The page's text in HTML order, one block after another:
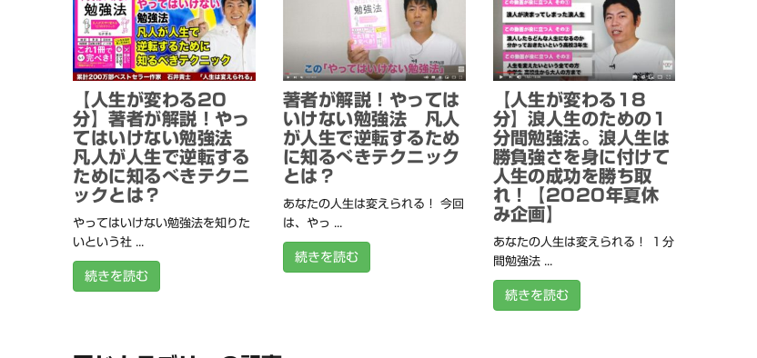
【人生が変わる20
分】著者が解説！やっ
てはいけない勉強法
凡人が人生で逆転する
ために知るべきテクニ
ックとは？
やってはいけない勉強法を知りた
いという社 ...
続きを読む
著者が解説！やっては
いけない勉強法 凡人
が人生で逆転するため
に知るべきテクニック
とは？
あなたの人生は変えられる！ 今回
は、やっ ...
続きを読む
【人生が変わる18
分】浪人生のための1
分間勉強法。浪人生は
勝負強さを身に付けて
人生の成功を勝ち取
れ！【2020年夏休
み企画】
あなたの人生は変えられる！ １分
間勉強法 ...
続きを読む